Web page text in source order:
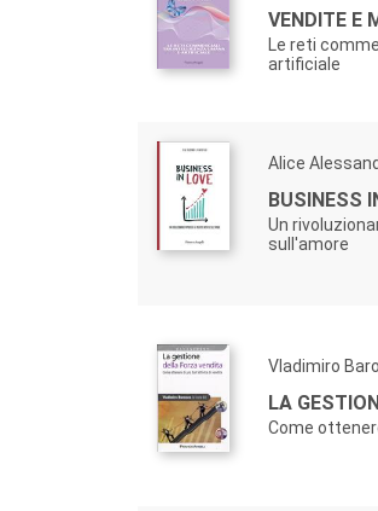
VENDITE E
Le reti
artificiale
Alice
BUSINESS
Un
sull'amore
Vladimiro
LA
Come